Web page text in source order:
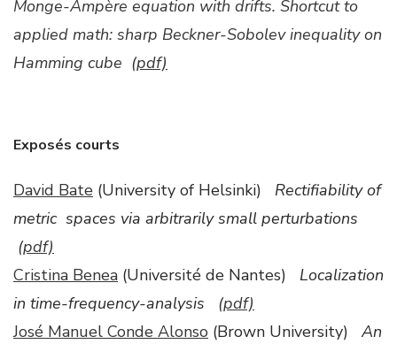
Monge-Ampère equation with drifts. Shortcut to
applied math: sharp Beckner-Sobolev inequalityon
Hamming cube (pdf)
Exposés courts
David Bate (University of Helsinki) Rectifiability of
metric spaces via arbitrarily small perturbations
(pdf)
Cristina Benea (Université de Nantes) Localization
in time-frequency-analysis (pdf)
José Manuel Conde Alonso (Brown University) An